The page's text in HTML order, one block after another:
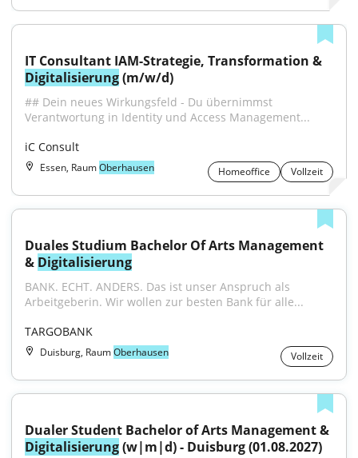
Digitalisierung (m/w/d)
## Dein neues Wirkungsfeld - Du übernimmst
Verantwortung in Identity und Access Management...
iC Consult
Essen, RaumOberhausen Homeoffice Vollzeit
Duales Studium Bachelor Of Arts Management
& Digitalisierung
BANK. ECHT. ANDERS. Das ist unser Anspruch als
Arbeitgeberin. Wir wollen zur besten Bank für alle...
TARGOBANK
Duisburg, RaumOberhausen Vollzeit
Digitalisierung (w|m|d) - Duisburg (01.08.2027)